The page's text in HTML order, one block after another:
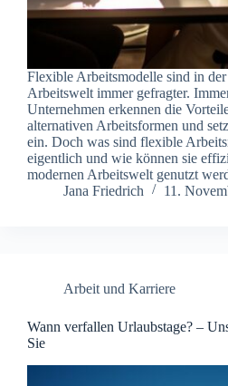
Flexible Arbeitsmodelle sind in der
Arbeitswelt immer gefragter.
Unternehmen erkennen die
alternativen Arbeitsformen und
ein. Doch was sind flexible
eigentlich und wie können sie
modernen Arbeitswelt genutzt
Jana Friedrich
11.
Arbeit und Karriere
Wann verfallen Urlaubstage? –
Sie